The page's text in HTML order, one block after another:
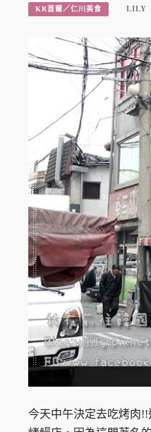
KR首爾／仁川美食 LILY
今天中午決定去吃烤肉